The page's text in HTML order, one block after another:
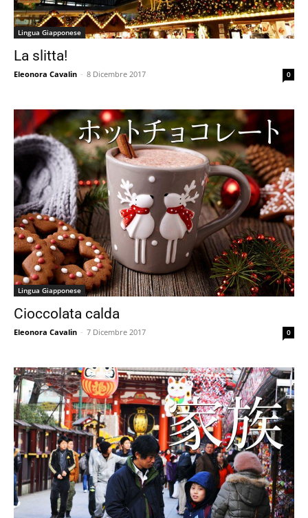
Lingua Giapponese
La slitta!
Eleonora Cavalin - 8 Dicembre 2017 0
Lingua Giapponese
Cioccolata calda
Eleonora Cavalin - 7 Dicembre 2017 0